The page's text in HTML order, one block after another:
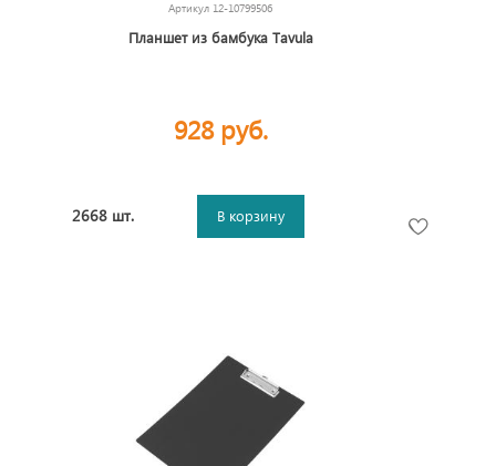
Артикул 12-10799506
Планшет из бамбука Tavula
928 руб.
2668 шт. В корзину